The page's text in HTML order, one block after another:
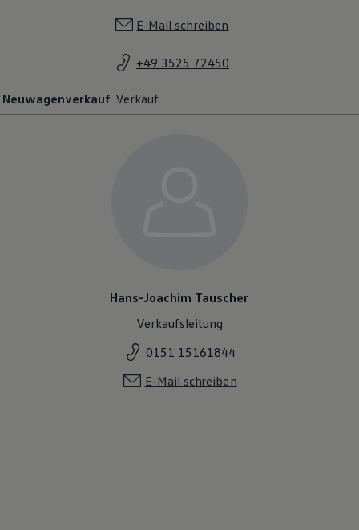
E-Mail schreiben
+49 3525 72450
Neuwagenverkauf Verkauf
Hans-Joachim Tauscher
Verkaufsleitung
0151 15161844
E-Mail schreiben